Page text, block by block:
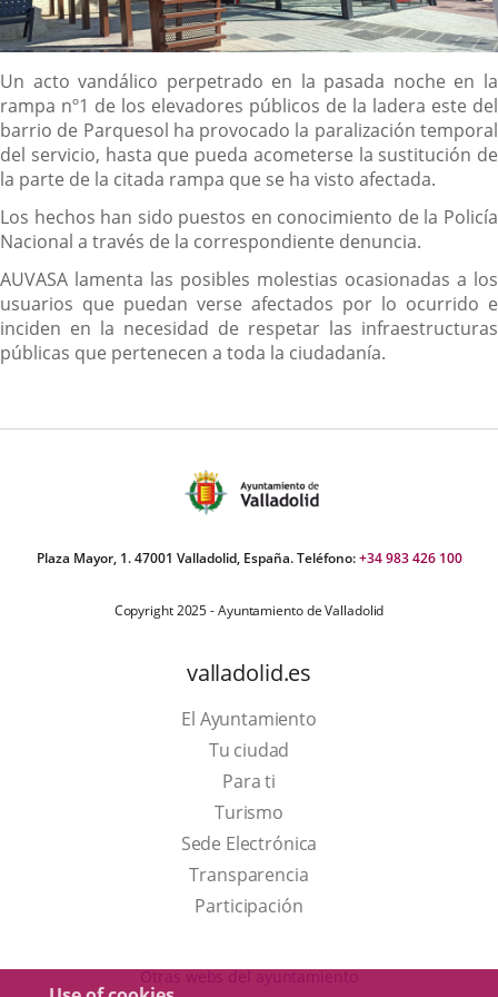
Descripción
Un acto vandálico perpetrado en la pasada noche en la
rampa nº1 de los elevadores públicos de la ladera este del
barrio de Parquesol ha provocado la paralización temporal
del servicio, hasta que pueda acometerse la sustitución de
la parte de la citada rampa que se ha visto afectada.
Los hechos han sido puestos en conocimiento de la Policía
Nacional a través de la correspondiente denuncia.
AUVASA lamenta las posibles molestias ocasionadas a los
usuarios que puedan verse afectados por lo ocurrido e
inciden en la necesidad de respetar las infraestructuras
públicas que pertenecen a toda la ciudadanía.
Plaza Mayor, 1. 47001 Valladolid, España. Teléfono:+34 983 426 100
Copyright 2025 - Ayuntamiento de Valladolid
valladolid.es
El Ayuntamiento
Tu ciudad
Para ti
TurismoThis
link
will
open
a
Sede Electrónica
Transparencia
Participación
Otras webs del ayuntamiento